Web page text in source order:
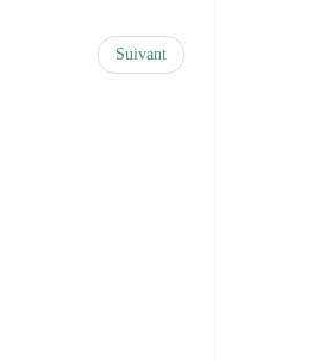
Suivant